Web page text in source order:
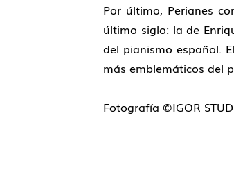
Por último, Perianes
último siglo: la de
del pianismo español.
más emblemáticos del
Fotografía ©IGOR